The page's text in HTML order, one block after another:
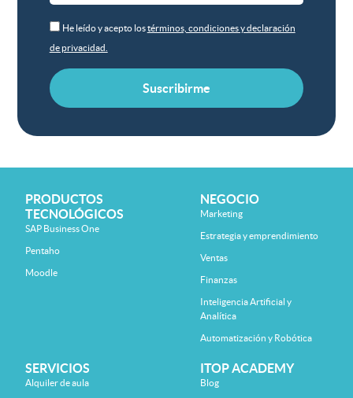
He leído y acepto lostérminos, condiciones y declaración
de privacidad.
Suscribirme
PRODUCTOS
TECNOLÓGICOS
SAP Business One
Pentaho
Moodle
NEGOCIO
Marketing
Estrategia y emprendimiento
Ventas
Finanzas
Inteligencia Artificial y
Analítica
Automatización y Robótica
SERVICIOS
Alquiler de aula
ITOP ACADEMY
Blog